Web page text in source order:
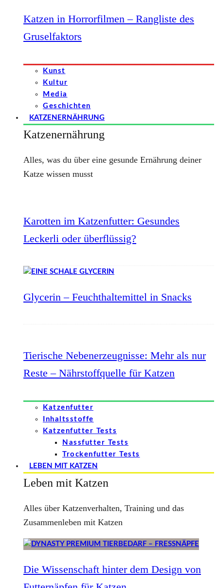
Katzen in Horrorfilmen – Rangliste des
Gruselfaktors
Kunst
Kultur
Media
Geschichten
KATZENERNÄHRUNG
Katzenernährung
Alles, was du über eine gesunde Ernährung deiner
Katze wissen musst
Karotten im Katzenfutter: Gesundes
Leckerli oder überflüssig?
Glycerin – Feuchthaltemittel in Snacks
Tierische Nebenerzeugnisse: Mehr als nur
Reste – Nährstoffquelle für Katzen
Katzenfutter
Inhaltsstoffe
Katzenfutter Tests
Nassfutter Tests
Trockenfutter Tests
LEBEN MIT KATZEN
Leben mit Katzen
Alles über Katzenverhalten, Training und das
Zusammenleben mit Katzen
Die Wissenschaft hinter dem Design von